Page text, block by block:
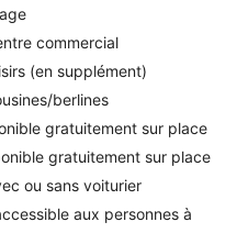
ou à proximité. Ces
frais supplémentaires.
dont certaines réservées
de soins en plein air. Les
du visage et des soins
soins thérapeutiques, dont
tous les jours.
été enchantés par le
by Wyndham Downtown
ne serez qu'à quelques
commercial
(en supplément)
berlines
gratuitement sur place
gratuitement sur place
ou sans voiturier
aux personnes à